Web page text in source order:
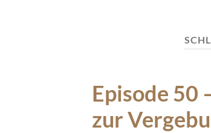
Episode 50
zur